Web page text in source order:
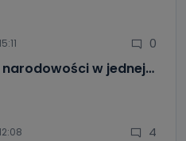
0
narodowości w jednej…
4